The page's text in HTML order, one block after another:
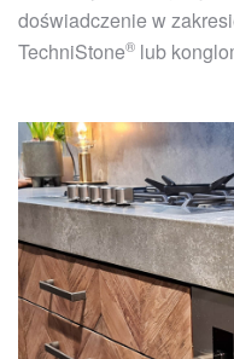
doświadczenie w
TechniStone® lub